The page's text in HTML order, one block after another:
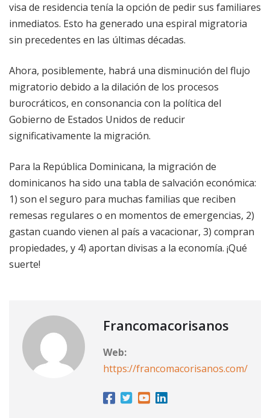
visa de residencia tenía la opción de pedir sus familiares
inmediatos. Esto ha generado una espiral migratoria
sin precedentes en las últimas décadas.
Ahora, posiblemente, habrá una disminución del flujo
migratorio debido a la dilación de los procesos
burocráticos, en consonancia con la política del
Gobierno de Estados Unidos de reducir
significativamente la migración.
Para la República Dominicana, la migración de
dominicanos ha sido una tabla de salvación económica:
1) son el seguro para muchas familias que reciben
remesas regulares o en momentos de emergencias, 2)
gastan cuando vienen al país a vacacionar, 3) compran
propiedades, y 4) aportan divisas a la economía. ¡Qué
suerte!
Francomacorisanos
Web:
https://francomacorisanos.com/